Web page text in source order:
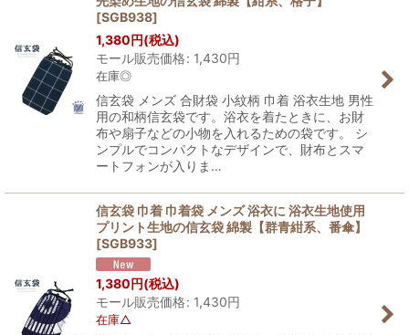
[SGB938]
1,380円(税込)
モール販売価格: 1,430円
在庫◎
信玄袋 メンズ 合財袋 小紋柄 巾着 浴衣生地 男性
用の和柄信玄袋です。浴衣を着たときに、お財
布や扇子などの小物を入れるための袋です。 シ
ンプルでコンパクトなデザインで、財布とスマ
ートフォンが入りま…
信玄袋 巾着 巾着袋 メンズ 浴衣に 浴衣生地使用
プリント生地の信玄袋 綿製【群青紺系、番傘】
[SGB933]
1,380円(税込)
モール販売価格: 1,430円
在庫△